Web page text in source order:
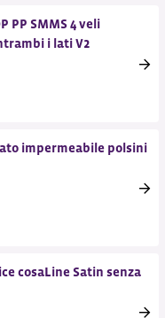
PP SMMS 4 veli
i lati V2
impermeabile polsini
cosaLine Satin senza